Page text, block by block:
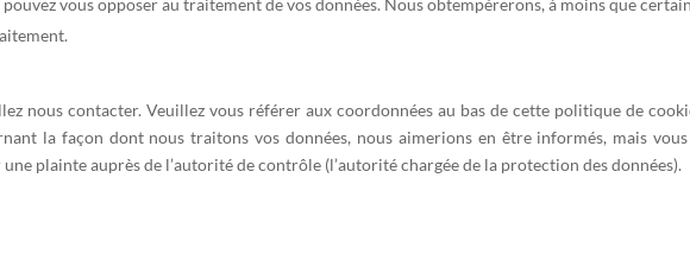
vous opposer au traitement de vos données. Nous obtempérerons, à moins que
nous contacter. Veuillez vous référer aux coordonnées au bas de cette politique de
la façon dont nous traitons vos données, nous aimerions en être informés, mais vous
plainte auprès de l’autorité de contrôle (l’autorité chargée de la protection des données).